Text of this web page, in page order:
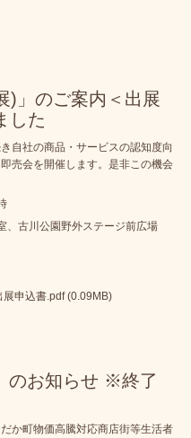
)」のご案内＜出展
した
自社の商品・サービスの認知度向
売会を開催します。是非この機会
古川公園野外ステージ前広場
展申込書.pdf (0.09MB)
のお知らせ ※終了
か町物価高騰対応商店街等生活者